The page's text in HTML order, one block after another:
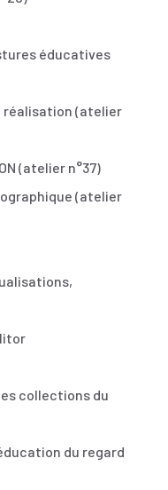
éducatives
réalisation (atelier
(atelier n°37)
(atelier
collections du
du regard